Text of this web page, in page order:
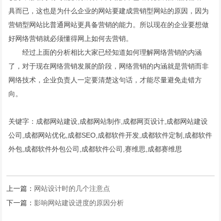
具而已，这也是为什么企业的网站要建成营销型网站的原因，因为
营销型网站比普通网站更具备营销的能力。所以现在的企业要想做
好网络营销就必须懂得网上如何去营销。
经过上面的分析相比大家已经知道如何理解网络营销的内涵
了，对于现在网络营销发展的阶段，网络营销的内涵就是营销而非
网络技术，企业负责人一定要清楚这句话，才能尽量避免走错方
向。
关键字：成都网站建设,成都网站制作,成都网页设计,成都网站建设
公司,成都网站优化,成都SEO,成都软件开发,成都软件定制,成都软件
外包,成都软件外包公司,成都软件公司,赛维思,成都赛维思
上一篇： 网站设计时的几个注意点
下一篇：影响网站建设进度的原因分析